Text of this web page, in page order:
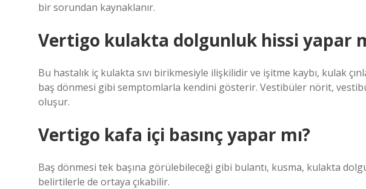
bir sorundan kaynaklanır.
Vertigo kulakta dolgunluk hissi yapar
Bu hastalık iç kulakta sıvı birikmesiyle ilişkilidir ve işitme kaybı, kulak
baş dönmesi gibi semptomlarla kendini gösterir. Vestibüler nörit,
oluşur.
Vertigo kafa içi basınç yapar mı?
Baş dönmesi tek başına görülebileceği gibi bulantı, kusma, kulakta
belirtilerle de ortaya çıkabilir.